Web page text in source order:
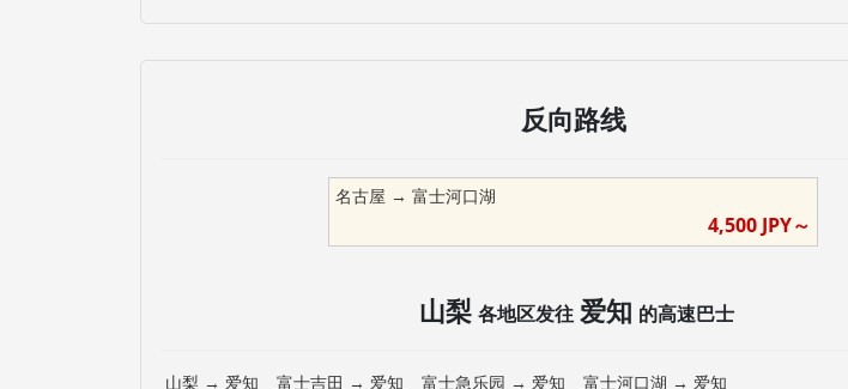
反向路线
名古屋 →富士河口湖
4,500 JPY～
山梨 各地区发往 爱知 的高速巴士
山梨 → 爱知 富士吉田 → 爱知 富士急乐园 → 爱知 富士河口湖 → 爱知